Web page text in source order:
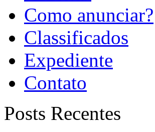
Como anunciar?
Classificados
Expediente
Contato
Posts Recentes